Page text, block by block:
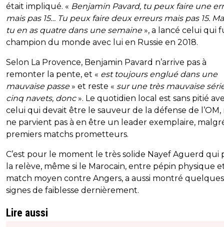
était impliqué. « Benjamin Pavard, tu peux faire une
mais pas 15… Tu peux faire deux erreurs mais pas 15.
tu en as quatre dans une semaine», a lancé celui qui
champion du monde avec lui en Russie en 2018.
Selon La Provence, Benjamin Pavard n’arrive pas à
remonter la pente, et « est toujours englué dans une
mauvaise passe» et reste « sur une très mauvaise
cinq navets, donc». Le quotidien local est sans pitié
celui qui devait être le sauveur de la défense de l’OM,
ne parvient pas à en être un leader exemplaire,
premiers matchs prometteurs.
C’est pour le moment le très solide Nayef Aguerd qui
la relève, même si le Marocain, entre pépin physique
match moyen contre Angers, a aussi montré quelques
signes de faiblesse dernièrement.
Lire aussi